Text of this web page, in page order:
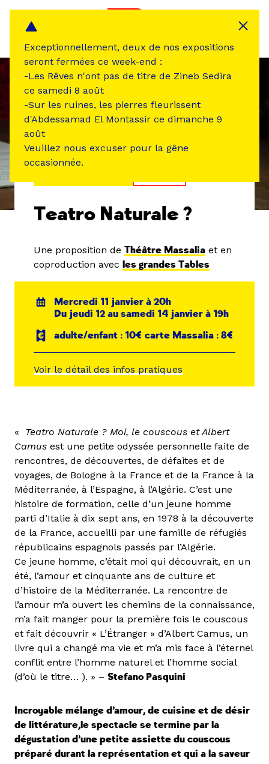
Teatro Naturale ?
Une proposition de Théâtre Massalia et en
coproduction avec les grandes Tables
Mercredi 11 janvier à 20h
Du jeudi 12 au samedi 14 janvier à 19h
adulte/enfant : 10€ carte Massalia : 8€
Voir le détail des infos pratiques
« Teatro Naturale ? Moi, le couscous et Albert
Camus est une petite odyssée personnelle faite de
rencontres, de découvertes, de défaites et de
voyages, de Bologne à la France et de la France à la
Méditerranée, à l’Espagne, à l’Algérie. C’est une
histoire de formation, celle d’un jeune homme
parti d’Italie à dix sept ans, en 1978 à la découverte
de la France, accueilli par une famille de réfugiés
républicains espagnols passés par l’Algérie.
Ce jeune homme, c’était moi qui découvrait, en un
été, l’amour et cinquante ans de culture et
d’histoire de la Méditerranée. La rencontre de
l’amour m’a ouvert les chemins de la connaissance,
m’a fait manger pour la première fois le couscous
et fait découvrir « L’Étranger » d’Albert Camus, un
livre qui a changé ma vie et m’a mis face à l’éternel
conflit entre l’homme naturel et l’homme social
(d’où le titre… ). » – Stefano Pasquini
Incroyable mélange d’amour, de cuisine et de désir
de littérature,le spectacle se termine par la
dégustation d’une petite assiette du couscous
préparé durant la représentation et qui a la saveur
Exceptionnellement, deux de nos expositions
seront fermées ce week-end :
-Les Rêves n'ont pas de titre de Zineb Sedira
ce samedi 8 août
-Sur les ruines, les pierres fleurissent
d'Abdessamad El Montassir ce dimanche 9
août
Veuillez nous excuser pour la gêne
occasionnée.
Panneau de gestion des cookies